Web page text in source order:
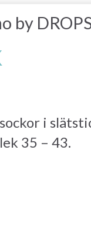
by
i
35 – 43.